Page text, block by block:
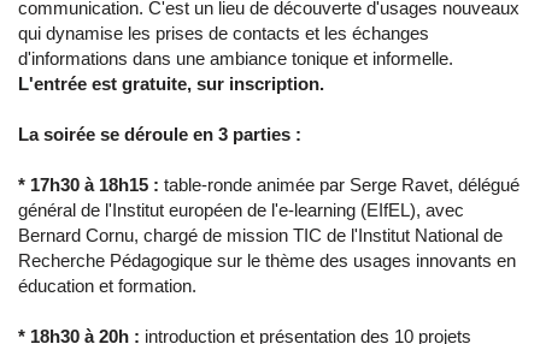
communication. C'est un lieu de découverte d'usages nouveaux
qui dynamise les prises de contacts et les échanges
d'informations dans une ambiance tonique et informelle.
L'entrée est gratuite, sur inscription.
La soirée se déroule en 3 parties :
* 17h30 à 18h15 : table-ronde animée par Serge Ravet, délégué
général de l'Institut européen de l'e-learning (EIfEL), avec
Bernard Cornu, chargé de mission TIC de l'Institut National de
Recherche Pédagogique sur le thème des usages innovants en
éducation et formation.
* 18h30 à 20h : introduction et présentation des 10 projets